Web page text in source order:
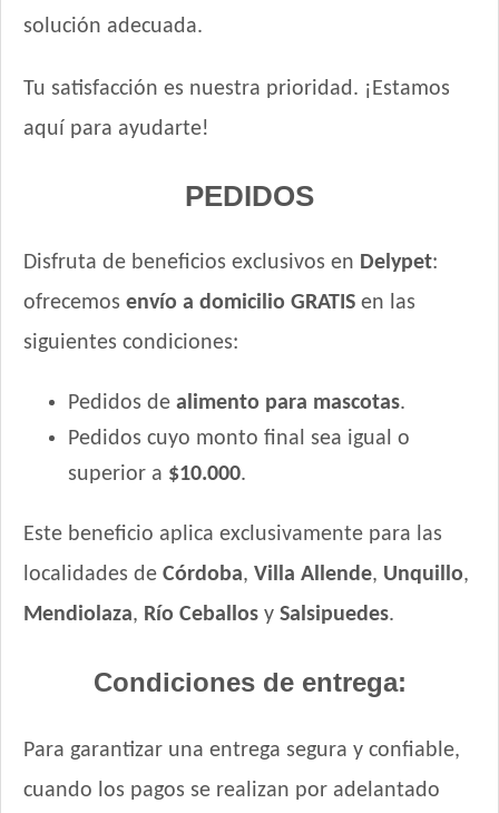
solución adecuada.
Tu satisfacción es nuestra prioridad. ¡Estamos
aquí para ayudarte!
PEDIDOS
Disfruta de beneficios exclusivos en Delypet:
ofrecemos envío a domicilio GRATIS en las
siguientes condiciones:
Pedidos de alimento para mascotas.
Pedidos cuyo monto final sea igual o
superior a $10.000.
Este beneficio aplica exclusivamente para las
localidades de Córdoba, Villa Allende, Unquillo,
Mendiolaza, Río Ceballos y Salsipuedes.
Condiciones de entrega:
Para garantizar una entrega segura y confiable,
cuando los pagos se realizan por adelantado